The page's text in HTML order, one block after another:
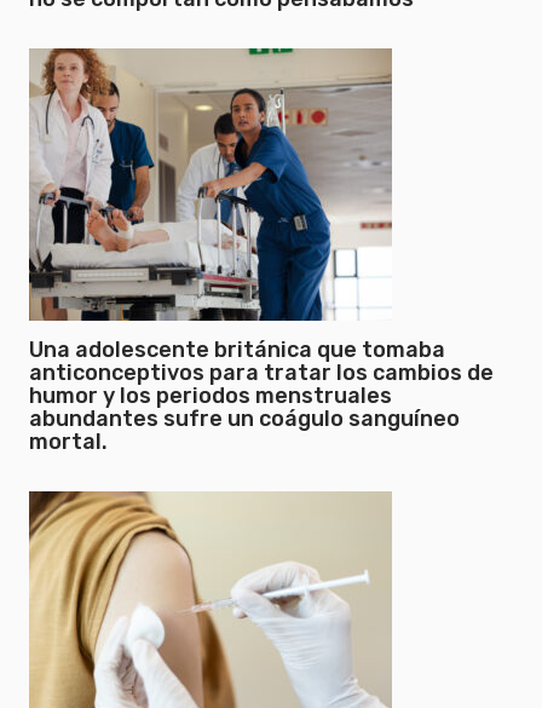
Una adolescente británica que tomaba
anticonceptivos para tratar los cambios de
humor y los periodos menstruales
abundantes sufre un coágulo sanguíneo
mortal.